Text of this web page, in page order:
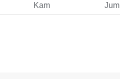
Kam Jum